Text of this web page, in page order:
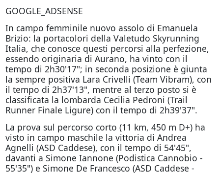
GOOGLE_ADSENSE
In campo femminile nuovo assolo di Emanuela
Brizio: la portacolori della Valetudo Skyrunning
Italia, che conosce questi percorsi alla perfezione,
essendo originaria di Aurano, ha vinto con il
tempo di 2h30'17"; in seconda posizione è giunta
la sempre positiva Lara Crivelli (Team Vibram), con
il tempo di 2h37'13", mentre al terzo posto si è
classificata la lombarda Cecilia Pedroni (Trail
Runner Finale Ligure) con il tempo di 2h39'37".
La prova sul percorso corto (11 km, 450 m D+) ha
visto in campo maschile la vittoria di Andrea
Agnelli (ASD Caddese), con il tempo di 54'45",
davanti a Simone Iannone (Podistica Cannobio -
55'35") e Simone De Francesco (ASD Caddese -